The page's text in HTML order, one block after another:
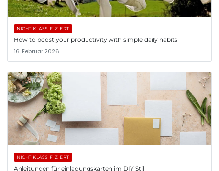
NICHT KLASSIFIZIERT
How to boost your productivity with simple daily habits
16. Februar 2026
NICHT KLASSIFIZIERT
Anleitungen für einladungskarten im DIY Stil